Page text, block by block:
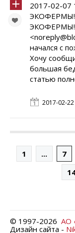
2017-02-
ЭКОФЕРМЫ!
начался с
Хочу
большая
статью
2017-02-22
1 ... 7
© 1997-2026 АО
Дизайн сайта -